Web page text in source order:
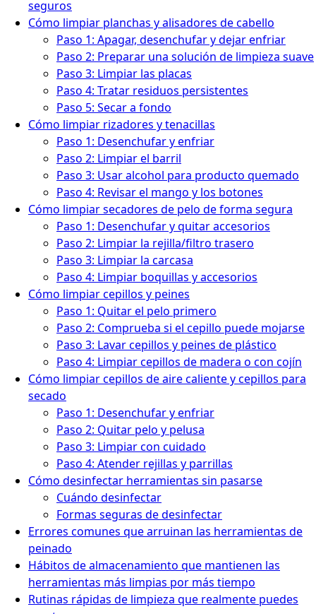
seguros
Cómo limpiar planchas y alisadores de cabello
Paso 1: Apagar, desenchufar y dejar enfriar
Paso 2: Preparar una solución de limpieza suave
Paso 3: Limpiar las placas
Paso 4: Tratar residuos persistentes
Paso 5: Secar a fondo
Cómo limpiar rizadores y tenacillas
Paso 1: Desenchufar y enfriar
Paso 2: Limpiar el barril
Paso 3: Usar alcohol para producto quemado
Paso 4: Revisar el mango y los botones
Cómo limpiar secadores de pelo de forma segura
Paso 1: Desenchufar y quitar accesorios
Paso 2: Limpiar la rejilla/filtro trasero
Paso 3: Limpiar la carcasa
Paso 4: Limpiar boquillas y accesorios
Cómo limpiar cepillos y peines
Paso 1: Quitar el pelo primero
Paso 2: Comprueba si el cepillo puede mojarse
Paso 3: Lavar cepillos y peines de plástico
Paso 4: Limpiar cepillos de madera o con cojín
Cómo limpiar cepillos de aire caliente y cepillos para
secado
Paso 1: Desenchufar y enfriar
Paso 2: Quitar pelo y pelusa
Paso 3: Limpiar con cuidado
Paso 4: Atender rejillas y parrillas
Cómo desinfectar herramientas sin pasarse
Cuándo desinfectar
Formas seguras de desinfectar
Errores comunes que arruinan las herramientas de
peinado
Hábitos de almacenamiento que mantienen las
herramientas más limpias por más tiempo
Rutinas rápidas de limpieza que realmente puedes